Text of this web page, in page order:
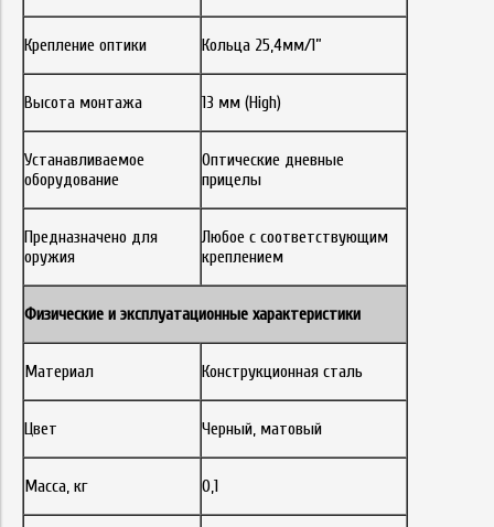
Крепление оптики Кольца 25,4мм/1”
Высота монтажа 13 мм (High)
Устанавливаемое
оборудование
Оптические дневные
прицелы
Предназначено для
оружия
Любое с соответствующим
креплением
Физические и эксплуатационные характеристики
Материал Конструкционная сталь
Цвет Черный, матовый
Масса, кг 0,1